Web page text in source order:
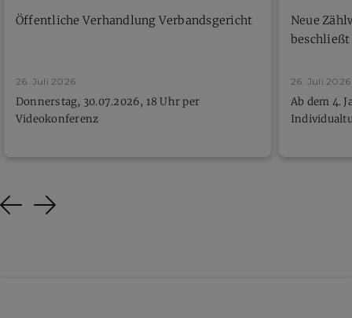
Öffentliche Verhandlung Verbandsgericht
26. Juli 2026
Donnerstag, 30.07.2026, 18 Uhr per
Videokonferenz
Neue
beschließt
26. Juli 2026
Ab dem 4.
Previous
Next